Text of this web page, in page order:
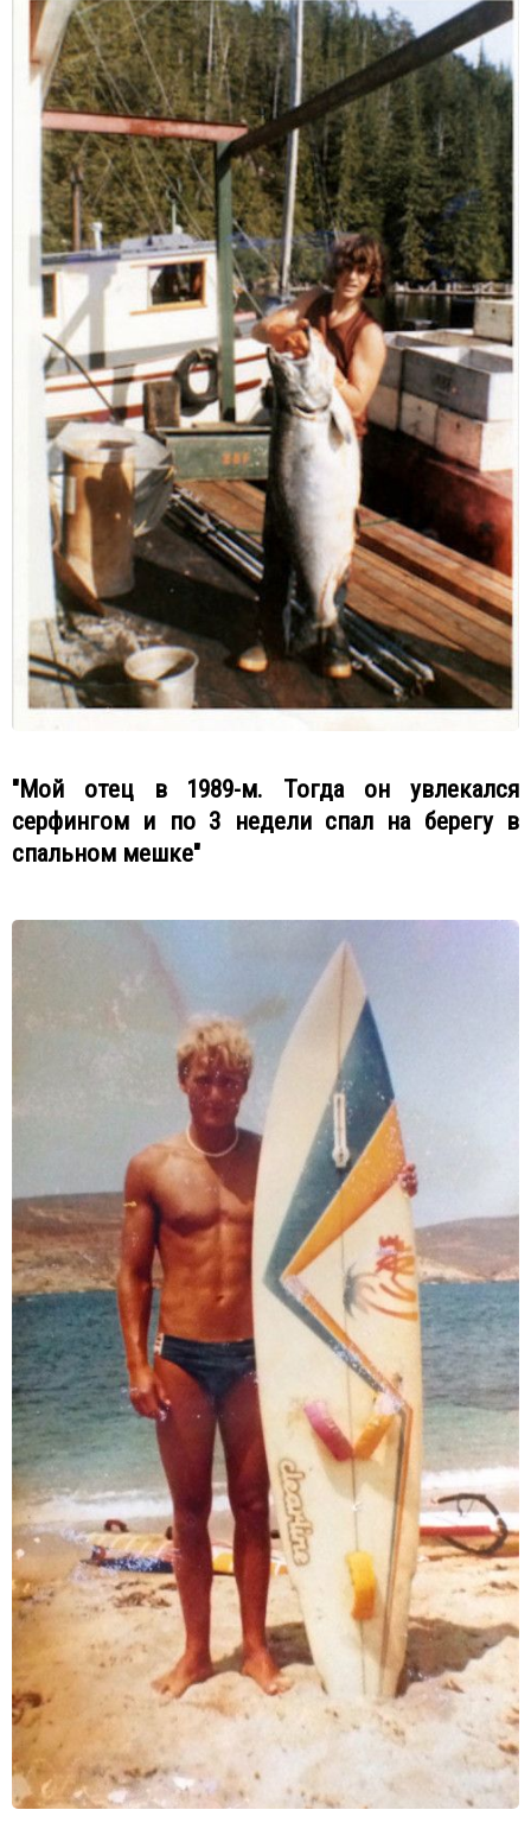
"Мой отец в 1989-м. Тогда он увлекался
серфингом и по 3 недели спал на берегу в
спальном мешке"